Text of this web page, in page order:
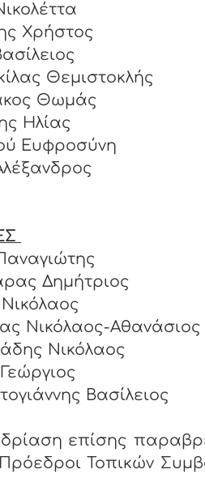
Χρήστος
Θεμιστοκλής
Θωμάς
Ηλίας
Ευφροσύνη
Δημήτριος
Νικόλαος-Αθανάσιος
Νικόλαος
Βασίλειος
επίσης
Πρόεδροι Τοπικών